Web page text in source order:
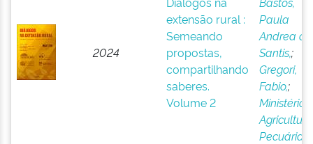
2024
extensão rural :
Semeando
propostas,
compartilhando
saberes.
Volume 2
Paula
Andrea de
Santis,;
Gregori,
Fabio,;
Ministério
Pecuária